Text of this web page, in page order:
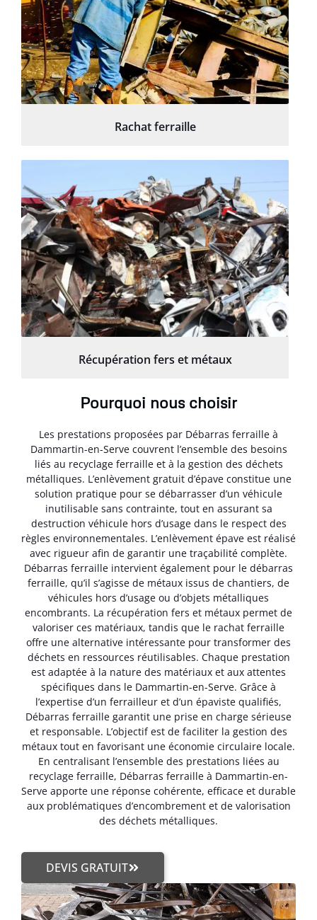
Rachat ferraille
Récupération fers et métaux
Pourquoi nous choisir
Les prestations proposées par Débarras ferraille à
Dammartin-en-Serve couvrent l’ensemble des besoins
liés au recyclage ferraille et à la gestion des déchets
métalliques. L’enlèvement gratuit d’épave constitue une
solution pratique pour se débarrasser d’un véhicule
inutilisable sans contrainte, tout en assurant sa
destruction véhicule hors d’usage dans le respect des
règles environnementales. L’enlèvement épave est réalisé
avec rigueur afin de garantir une traçabilité complète.
Débarras ferraille intervient également pour le débarras
ferraille, qu’il s’agisse de métaux issus de chantiers, de
véhicules hors d’usage ou d’objets métalliques
encombrants. La récupération fers et métaux permet de
valoriser ces matériaux, tandis que le rachat ferraille
offre une alternative intéressante pour transformer des
déchets en ressources réutilisables. Chaque prestation
est adaptée à la nature des matériaux et aux attentes
spécifiques dans le Dammartin-en-Serve. Grâce à
l’expertise d’un ferrailleur et d’un épaviste qualifiés,
Débarras ferraille garantit une prise en charge sérieuse
et responsable. L’objectif est de faciliter la gestion des
métaux tout en favorisant une économie circulaire locale.
En centralisant l’ensemble des prestations liées au
recyclage ferraille, Débarras ferraille à Dammartin-en-
Serve apporte une réponse cohérente, efficace et durable
aux problématiques d’encombrement et de valorisation
des déchets métalliques.
DEVIS GRATUIT